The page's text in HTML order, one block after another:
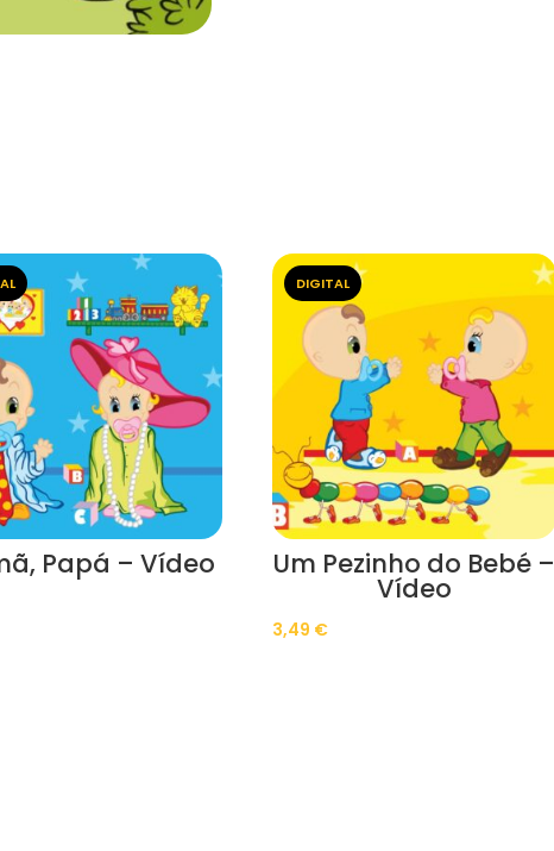
Papá – Vídeo
DIGITAL
Um Pezinho do Bebé –
Vídeo
3,49 €